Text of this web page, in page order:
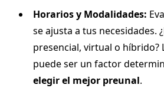
Horarios y Modalidades:
se ajusta a tus necesidades.
presencial, virtual o híbrido?
puede ser un factor
elegir el mejor preunal.